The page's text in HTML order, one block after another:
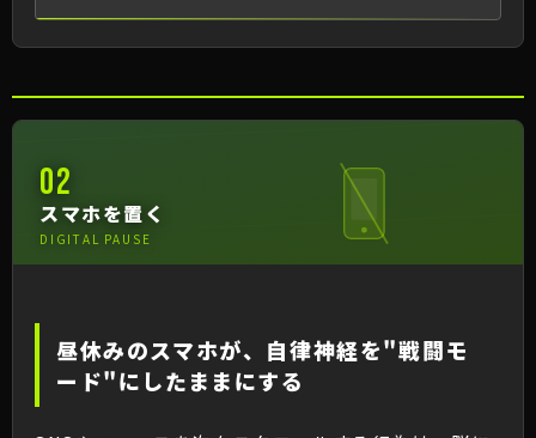
02
スマホを置く
DIGITAL PAUSE
昼休みのスマホが、自律神経を"戦闘モ
ード"にしたままにする